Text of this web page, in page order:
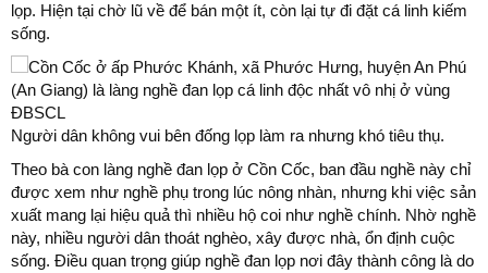
lọp. Hiện tại chờ lũ về để bán một ít, còn lại tự đi đặt cá linh kiếm
sống.
Người dân không vui bên đống lọp làm ra nhưng khó tiêu thụ.
Theo bà con làng nghề đan lọp ở Cồn Cốc, ban đầu nghề này chỉ
được xem như nghề phụ trong lúc nông nhàn, nhưng khi việc sản
xuất mang lại hiệu quả thì nhiều hộ coi như nghề chính. Nhờ nghề
này, nhiều người dân thoát nghèo, xây được nhà, ổn định cuộc
sống. Điều quan trọng giúp nghề đan lọp nơi đây thành công là do